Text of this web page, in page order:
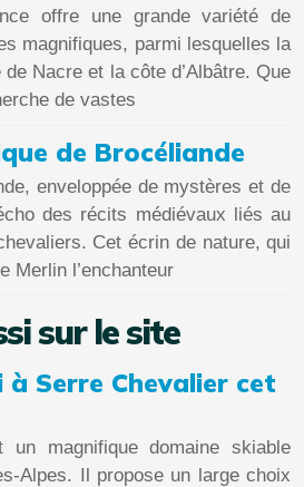
offre une grande variété de
magnifiques, parmi lesquelles la
Nacre et la côte d’Albâtre. Que
de vastes
de Brocéliande
enveloppée de mystères et de
des récits médiévaux liés au
Cet écrin de nature, qui
Merlin l’enchanteur
sur le site
Serre Chevalier cet
un magnifique domaine skiable
Alpes. Il propose un large choix